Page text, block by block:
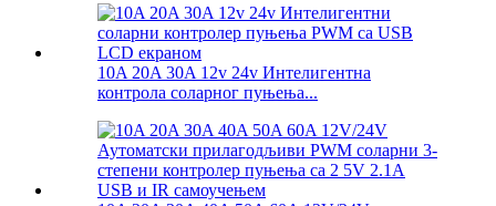
10A 20A 30A 12v 24v Интелигентна
контрола соларног пуњења...